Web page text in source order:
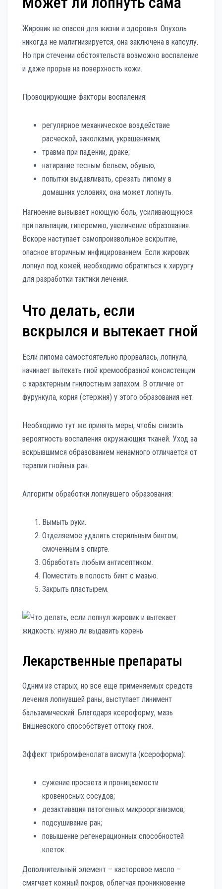
Жировик не опасен для жизни и здоровья. Опухоль
никогда не малигнизируется, она заключена в капсулу.
Но при стечении обстоятельств возможно воспаление
и даже прорыв на поверхность кожи.
Провоцирующие факторы воспаления:
регулярное механическое воздействие
расческой, заколками, украшениями;
травма при падении, драке;
натирание тесным бельем, обувью;
попытки выдавливать, срезать липому в
домашних условиях, она может лопнуть.
Нагноение вызывает ноющую боль, усиливающуюся
при пальпации, гиперемию, увеличение образования.
Вскоре наступает самопроизвольное вскрытие,
опасное вторичным инфицированием. Если жировик
лопнул под кожей, необходимо обратиться к хирургу
для разработки тактики лечения.
Что делать, если
вскрылся и вытекает гной
Если липома самостоятельно прорвалась, лопнула,
начинает вытекать гной кремообразной консистенции
с характерным гнилостным запахом. В отличие от
фурункула, корня (стержня) у этого образования нет.
Необходимо тут же принять меры, чтобы снизить
вероятность воспаления окружающих тканей. Уход за
вскрывшимся образованием ненамного отличается от
терапии гнойных ран.
Алгоритм обработки лопнувшего образования:
Вымыть руки.
Отделяемое удалить стерильным бинтом,
смоченным в спирте.
Обработать любым антисептиком.
Поместить в полость бинт с мазью.
Закрыть пластырем.
Лекарственные препараты
Одним из старых, но все еще применяемых средств
лечения лопнувшей раны, выступает линимент
бальзамический. Благодаря ксероформу, мазь
Вишневского способствует оттоку гноя.
Эффект трибромфенолата висмута (ксероформа):
сужение просвета и проницаемости
кровеносных сосудов;
дезактивация патогенных микроорганизмов;
подсушивание ран;
повышение регенерационных способностей
клеток.
Дополнительный элемент – касторовое масло –
смягчает кожный покров, облегчая проникновение